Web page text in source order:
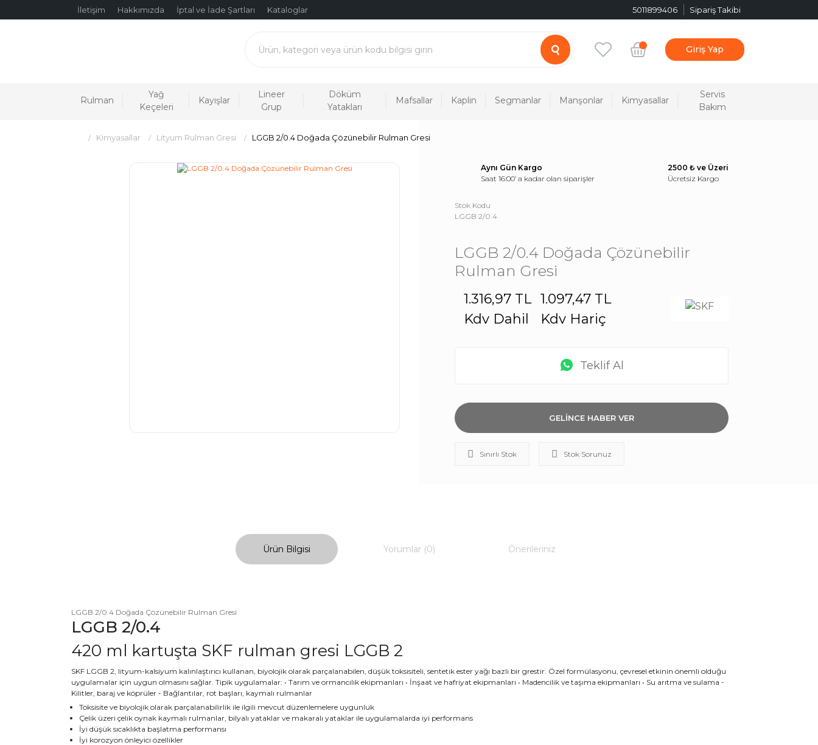
İletişim Hakkımızda İptal ve İade Şartları Kataloglar 5011899406 Sipariş Takibi
Giriş Yap
Rulman
Yağ
Keçeleri
Kayışlar
Lineer
Grup
Döküm
Yatakları
Mafsallar Kaplin Segmanlar Manşonlar Kimyasallar
Servis
Bakım
Kimyasallar Lityum Rulman Gresi LGGB 2/0.4 Doğada Çözünebilir Rulman Gresi
Aynı Gün Kargo
Saat 16:00’ a kadar olan siparişler
2500 ₺ ve Üzeri
Ücretsiz Kargo
Stok Kodu
LGGB 2/0.4
LGGB 2/0.4 Doğada Çözünebilir
Rulman Gresi
1.316,97 TL
Kdv Dahil
1.097,47 TL
Kdv Hariç
Teklif Al
GELİNCE HABER VER
Sınırlı Stok Stok Sorunuz
Ürün Bilgisi Yorumlar (0) Önerileriniz
LGGB 2/0.4 Doğada Çözünebilir Rulman Gresi
LGGB 2/0.4
420 ml kartuşta SKF rulman gresi LGGB 2
SKF LGGB 2, lityum-kalsiyum kalınlaştırıcı kullanan, biyolojik olarak parçalanabilen, düşük toksisiteli, sentetik ester yağı bazlı bir grestir. Özel formülasyonu, çevresel etkinin önemli olduğu
uygulamalar için uygun olmasını sağlar. Tipik uygulamalar: • Tarım ve ormancılık ekipmanları • İnşaat ve hafriyat ekipmanları • Madencilik ve taşıma ekipmanları • Su arıtma ve sulama -
Kilitler, baraj ve köprüler - Bağlantılar, rot başları, kaymalı rulmanlar
Toksisite ve biyolojik olarak parçalanabilirlik ile ilgili mevcut düzenlemelere uygunluk
Çelik üzeri çelik oynak kaymalı rulmanlar, bilyalı yataklar ve makaralı yataklar ile uygulamalarda iyi performans
İyi düşük sıcaklıkta başlatma performansı
İyi korozyon önleyici özellikler